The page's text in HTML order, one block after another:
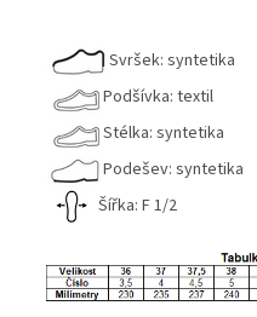
Svršek: syntetika
Podšívka: textil
Stélka: syntetika
Podešev: syntetika
Šířka: F 1/2